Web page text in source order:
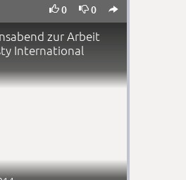
0 0 
zur Arbeit
International